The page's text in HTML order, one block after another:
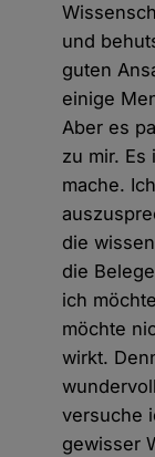
und
guten
einige
Aber es
zu mir. Es
mache.
die
die
ich
möchte
wirkt.
versuche
gewisser